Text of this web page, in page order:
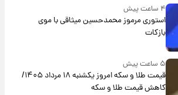
۴ ساعت پیش
استوری مرموز محمدحسین میثاقی با موی
بازکات
۵ ساعت پیش
قیمت طلا و سکه امروز یکشنبه ۱۸ مرداد ۱۴۰۵/
کاهش قیمت طلا و سکه